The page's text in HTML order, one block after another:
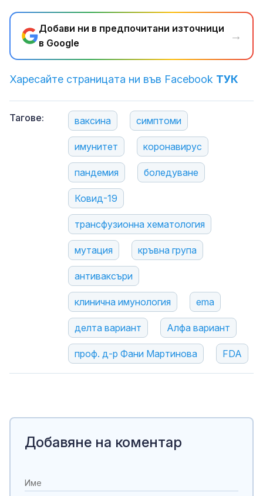
Добави ни в предпочитани източници
в Google
→
Харесайте страницата ни във Facebook ТУК
Тагове: ваксина симптоми
имунитет коронавирус
пандемия боледуване
Ковид-19
трансфузионна хематология
мутация кръвна група
антиваксъри
клинична имунология ema
делта вариант Алфа вариант
проф. д-р Фани Мартинова FDA
Добавяне на коментар